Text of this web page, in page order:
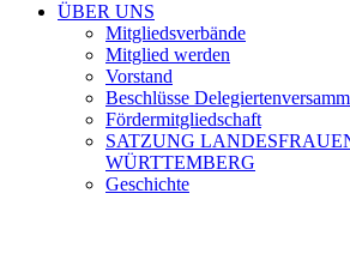
ÜBER UNS
Mitgliedsverbände
Mitglied werden
Vorstand
Beschlüsse
Fördermitgliedschaft
SATZUNG
WÜRTTEMBERG
Geschichte